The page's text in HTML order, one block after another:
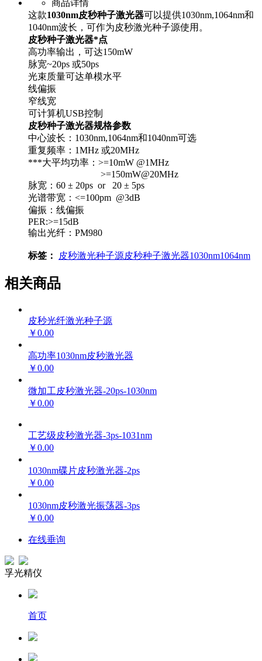
商品详情
这款1030nm皮秒种子激光器可以提供1030nm,1064nm和
1040nm波长，可作为皮秒激光种子源使用。
皮秒种子激光器*点
高功率输出，可达150mW
脉宽~20ps 或50ps
光束质量可达单模水平
线偏振
窄线宽
可计算机USB控制
皮秒种子激光器规格参数
中心波长：1030nm,1064nm和1040nm可选
重复频率：1MHz 或20MHz
***大平均功率：>=10mW @1MHz
>=150mW@20MHz
脉宽：60 ± 20ps or 20 ± 5ps
光谱带宽：<=100pm @3dB
偏振：线偏振
PER:>=15dB
输出光纤：PM980
标签： 皮秒激光种子源皮秒种子激光器1030nm1064nm
相关商品
皮秒光纤激光种子源
￥0.00
高功率1030nm皮秒激光器
￥0.00
微加工皮秒激光器-20ps-1030nm
￥0.00
工艺级皮秒激光器-3ps-1031nm
￥0.00
1030nm碟片皮秒激光器-2ps
￥0.00
1030nm皮秒激光振荡器-3ps
￥0.00
在线垂询
孚光精仪
首页